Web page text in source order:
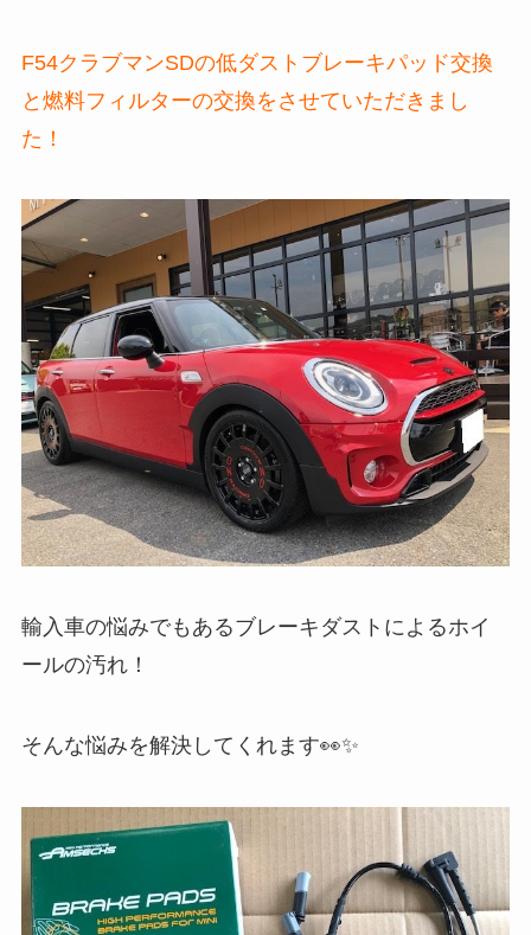
F54クラブマンSDの低ダストブレーキパッド交換
と燃料フィルターの交換をさせていただきまし
た！
輸入車の悩みでもあるブレーキダストによるホイ
ールの汚れ！
そんな悩みを解決してくれます👀✨